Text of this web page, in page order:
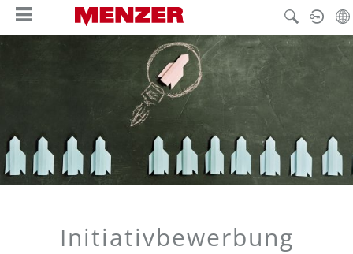
principal
Initiativbewerbung